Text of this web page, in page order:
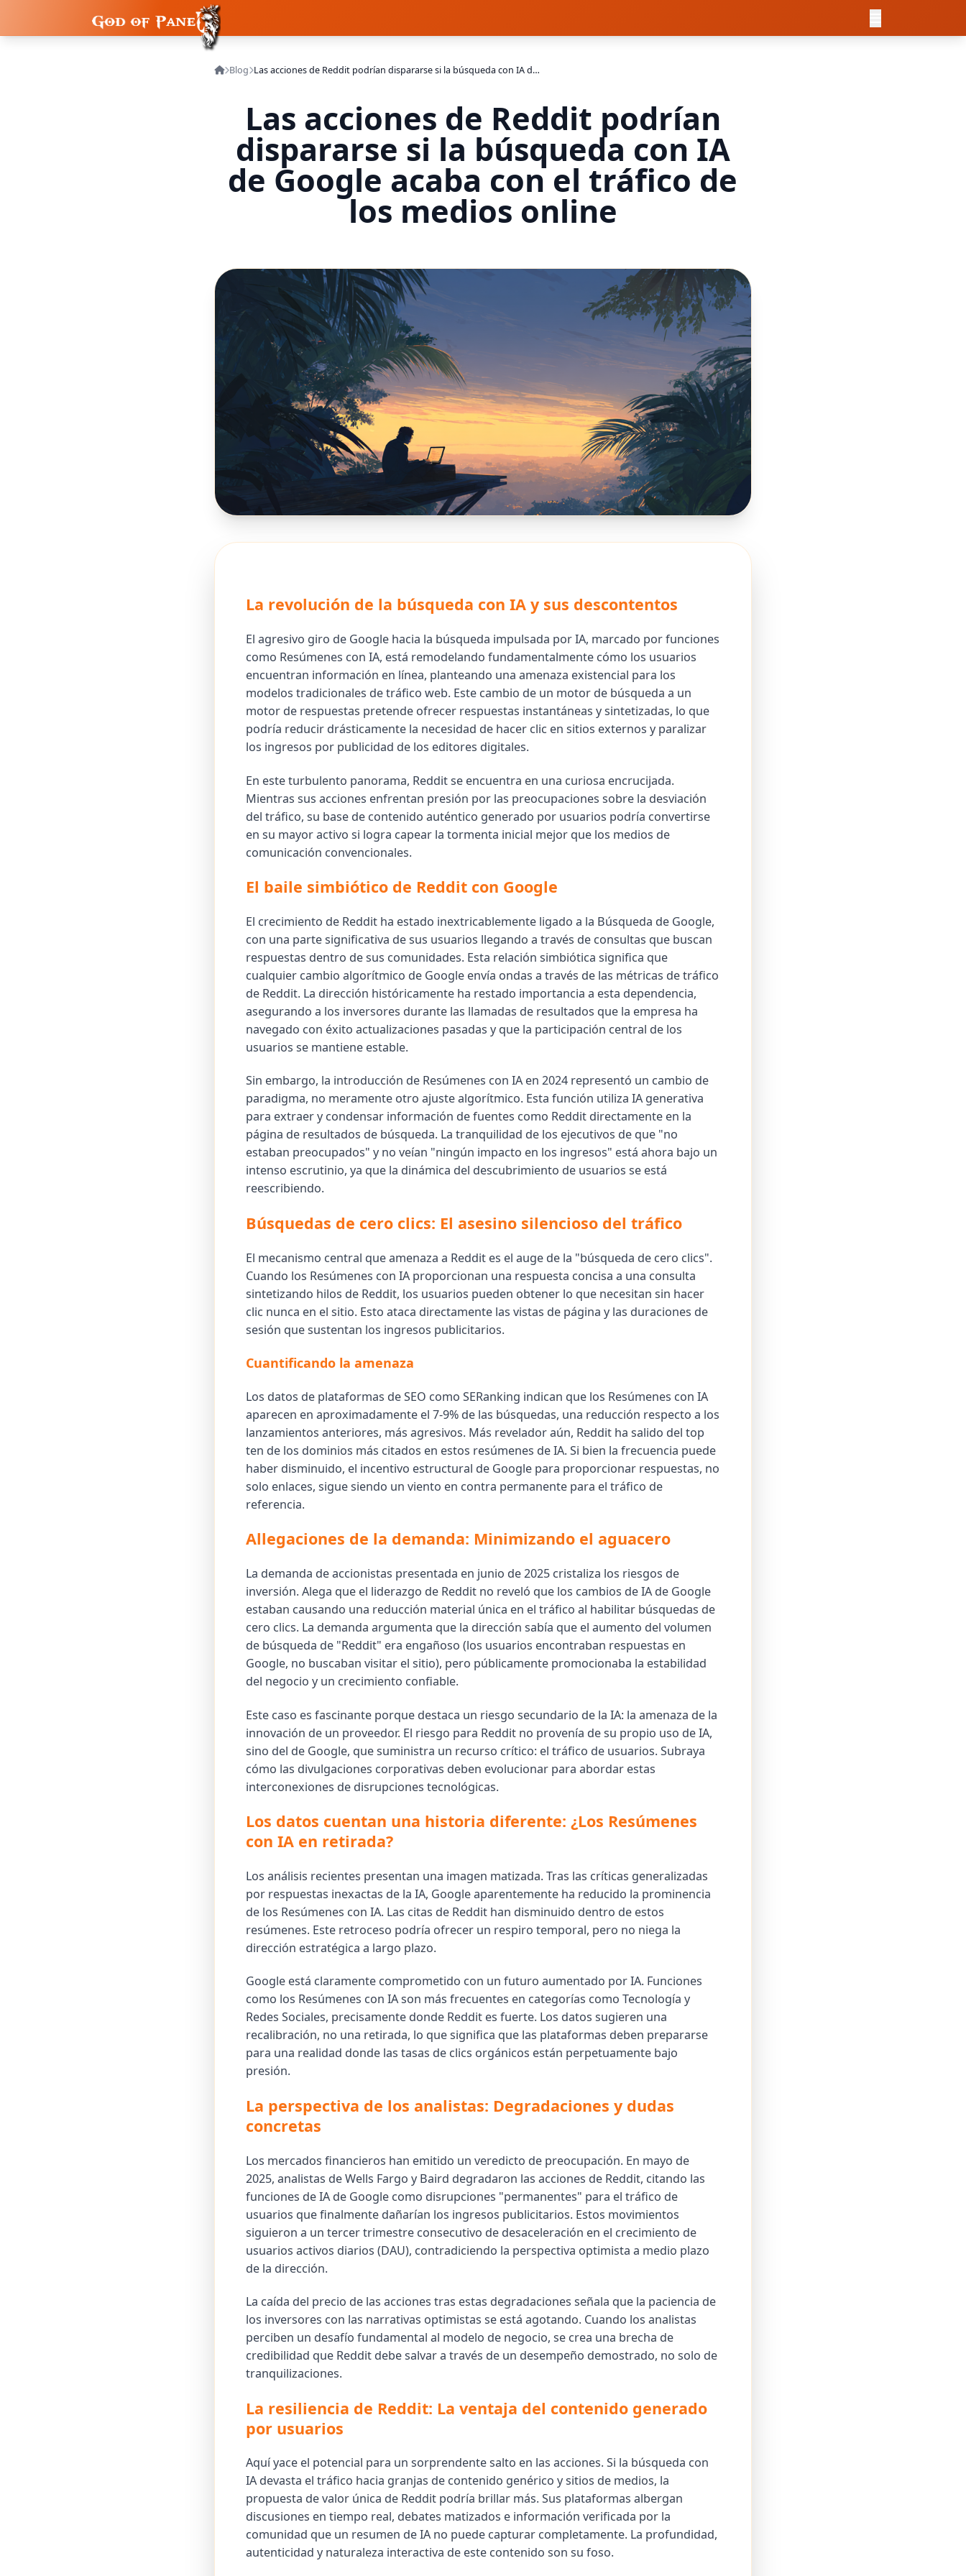
Blog Las acciones de Reddit podrían dispararse si la búsqueda con IA de Google acaba con el tráfico de los medios online
Las acciones de Reddit podrían
dispararse si la búsqueda con IA
de Google acaba con el tráfico de
los medios online
La revolución de la búsqueda con IA y sus descontentos
El agresivo giro de Google hacia la búsqueda impulsada por IA, marcado por funciones
como Resúmenes con IA, está remodelando fundamentalmente cómo los usuarios
encuentran información en línea, planteando una amenaza existencial para los
modelos tradicionales de tráfico web. Este cambio de un motor de búsqueda a un
motor de respuestas pretende ofrecer respuestas instantáneas y sintetizadas, lo que
podría reducir drásticamente la necesidad de hacer clic en sitios externos y paralizar
los ingresos por publicidad de los editores digitales.
En este turbulento panorama, Reddit se encuentra en una curiosa encrucijada.
Mientras sus acciones enfrentan presión por las preocupaciones sobre la desviación
del tráfico, su base de contenido auténtico generado por usuarios podría convertirse
en su mayor activo si logra capear la tormenta inicial mejor que los medios de
comunicación convencionales.
El baile simbiótico de Reddit con Google
El crecimiento de Reddit ha estado inextricablemente ligado a la Búsqueda de Google,
con una parte significativa de sus usuarios llegando a través de consultas que buscan
respuestas dentro de sus comunidades. Esta relación simbiótica significa que
cualquier cambio algorítmico de Google envía ondas a través de las métricas de tráfico
de Reddit. La dirección históricamente ha restado importancia a esta dependencia,
asegurando a los inversores durante las llamadas de resultados que la empresa ha
navegado con éxito actualizaciones pasadas y que la participación central de los
usuarios se mantiene estable.
Sin embargo, la introducción de Resúmenes con IA en 2024 representó un cambio de
paradigma, no meramente otro ajuste algorítmico. Esta función utiliza IA generativa
para extraer y condensar información de fuentes como Reddit directamente en la
página de resultados de búsqueda. La tranquilidad de los ejecutivos de que "no
estaban preocupados" y no veían "ningún impacto en los ingresos" está ahora bajo un
intenso escrutinio, ya que la dinámica del descubrimiento de usuarios se está
reescribiendo.
Búsquedas de cero clics: El asesino silencioso del tráfico
El mecanismo central que amenaza a Reddit es el auge de la "búsqueda de cero clics".
Cuando los Resúmenes con IA proporcionan una respuesta concisa a una consulta
sintetizando hilos de Reddit, los usuarios pueden obtener lo que necesitan sin hacer
clic nunca en el sitio. Esto ataca directamente las vistas de página y las duraciones de
sesión que sustentan los ingresos publicitarios.
Cuantificando la amenaza
Los datos de plataformas de SEO como SERanking indican que los Resúmenes con IA
aparecen en aproximadamente el 7-9% de las búsquedas, una reducción respecto a los
lanzamientos anteriores, más agresivos. Más revelador aún, Reddit ha salido del top
ten de los dominios más citados en estos resúmenes de IA. Si bien la frecuencia puede
haber disminuido, el incentivo estructural de Google para proporcionar respuestas, no
solo enlaces, sigue siendo un viento en contra permanente para el tráfico de
referencia.
Allegaciones de la demanda: Minimizando el aguacero
La demanda de accionistas presentada en junio de 2025 cristaliza los riesgos de
inversión. Alega que el liderazgo de Reddit no reveló que los cambios de IA de Google
estaban causando una reducción material única en el tráfico al habilitar búsquedas de
cero clics. La demanda argumenta que la dirección sabía que el aumento del volumen
de búsqueda de "Reddit" era engañoso (los usuarios encontraban respuestas en
Google, no buscaban visitar el sitio), pero públicamente promocionaba la estabilidad
del negocio y un crecimiento confiable.
Este caso es fascinante porque destaca un riesgo secundario de la IA: la amenaza de la
innovación de un proveedor. El riesgo para Reddit no provenía de su propio uso de IA,
sino del de Google, que suministra un recurso crítico: el tráfico de usuarios. Subraya
cómo las divulgaciones corporativas deben evolucionar para abordar estas
interconexiones de disrupciones tecnológicas.
Los datos cuentan una historia diferente: ¿Los Resúmenes
con IA en retirada?
Los análisis recientes presentan una imagen matizada. Tras las críticas generalizadas
por respuestas inexactas de la IA, Google aparentemente ha reducido la prominencia
de los Resúmenes con IA. Las citas de Reddit han disminuido dentro de estos
resúmenes. Este retroceso podría ofrecer un respiro temporal, pero no niega la
dirección estratégica a largo plazo.
Google está claramente comprometido con un futuro aumentado por IA. Funciones
como los Resúmenes con IA son más frecuentes en categorías como Tecnología y
Redes Sociales, precisamente donde Reddit es fuerte. Los datos sugieren una
recalibración, no una retirada, lo que significa que las plataformas deben prepararse
para una realidad donde las tasas de clics orgánicos están perpetuamente bajo
presión.
La perspectiva de los analistas: Degradaciones y dudas
concretas
Los mercados financieros han emitido un veredicto de preocupación. En mayo de
2025, analistas de Wells Fargo y Baird degradaron las acciones de Reddit, citando las
funciones de IA de Google como disrupciones "permanentes" para el tráfico de
usuarios que finalmente dañarían los ingresos publicitarios. Estos movimientos
siguieron a un tercer trimestre consecutivo de desaceleración en el crecimiento de
usuarios activos diarios (DAU), contradiciendo la perspectiva optimista a medio plazo
de la dirección.
La caída del precio de las acciones tras estas degradaciones señala que la paciencia de
los inversores con las narrativas optimistas se está agotando. Cuando los analistas
perciben un desafío fundamental al modelo de negocio, se crea una brecha de
credibilidad que Reddit debe salvar a través de un desempeño demostrado, no solo de
tranquilizaciones.
La resiliencia de Reddit: La ventaja del contenido generado
por usuarios
Aquí yace el potencial para un sorprendente salto en las acciones. Si la búsqueda con
IA devasta el tráfico hacia granjas de contenido genérico y sitios de medios, la
propuesta de valor única de Reddit podría brillar más. Sus plataformas albergan
discusiones en tiempo real, debates matizados e información verificada por la
comunidad que un resumen de IA no puede capturar completamente. La profundidad,
autenticidad y naturaleza interactiva de este contenido son su foso.